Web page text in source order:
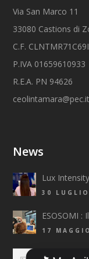
Via San Marco 11
33080 Castions di
C.F.
P.IVA 01659610933
R.E.A. PN 94626
ceolintamara@pec.it
News
Lux
30
ESOSOMI :
17
Top